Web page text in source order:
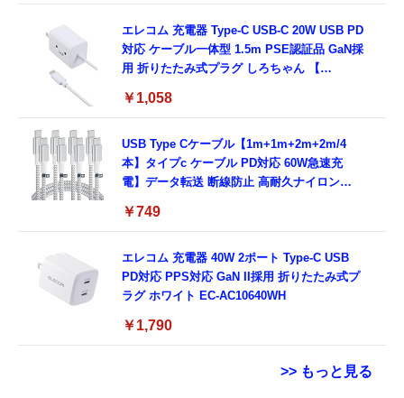
エレコム 充電器 Type-C USB-C 20W USB PD
対応 ケーブル一体型 1.5m PSE認証品 GaN採
用 折りたたみ式プラグ しろちゃん 【
￥1,058
USB Type Cケーブル【1m+1m+2m+2m/4
本】タイプc ケーブル PD対応 60W急速充
電】データ転送 断線防止 高耐久ナイロン
MacBook、iPad Pro/Air、Galaxy、Sony、
￥749
エレコム 充電器 40W 2ポート Type-C USB
PD対応 PPS対応 GaN II採用 折りたたみ式プ
ラグ ホワイト EC-AC10640WH
￥1,790
>> もっと見る